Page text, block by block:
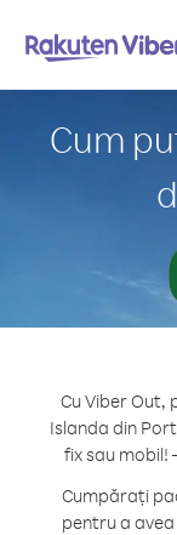
Cum
Cu Viber
Islanda din
fix sau mobil!
Cumpărați
pentru a